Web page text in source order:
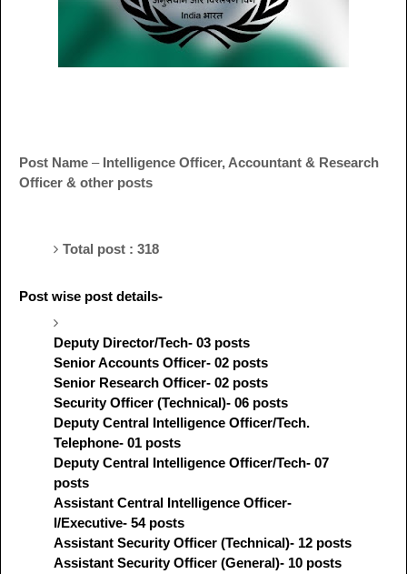
Post Name – Intelligence Officer, Accountant & Research
Officer & other posts
Total post : 318
Post wise post details-
Deputy Director/Tech- 03 posts
Senior Accounts Officer- 02 posts
Senior Research Officer- 02 posts
Security Officer (Technical)- 06 posts
Deputy Central Intelligence Officer/Tech.
Telephone- 01 posts
Deputy Central Intelligence Officer/Tech- 07
posts
Assistant Central Intelligence Officer-
I/Executive- 54 posts
Assistant Security Officer (Technical)- 12 posts
Assistant Security Officer (General)- 10 posts